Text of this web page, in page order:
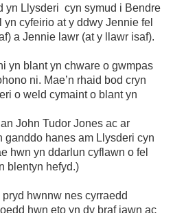
yn Llysderi cyn symud i Bendre
cyfeirio at y ddwy Jennie fel
a Jennie lawr (at y llawr isaf).
yn blant yn chware o gwmpas
ni. Mae’n rhaid bod cryn
o weld cymaint o blant yn
John Tudor Jones ac ar
ganddo hanes am Llysderi cyn
hwn yn ddarlun cyflawn o fel
blentyn hefyd.)
hwnnw nes cyrraedd
hwn eto yn dy braf iawn ac